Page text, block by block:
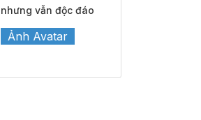
nhưng vẫn độc đáo
Ảnh Avatar